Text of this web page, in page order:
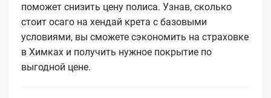
поможет снизить цену полиса. Узнав, сколько
стоит осаго на хендай крета с базовыми
условиями, вы сможете сэкономить на страховке
в Химках и получить нужное покрытие по
выгодной цене.